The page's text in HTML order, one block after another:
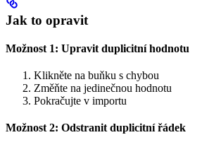
Jak to opravit
Možnost 1: Upravit duplicitní hodnotu
Klikněte na buňku s chybou
Změňte na jedinečnou hodnotu
Pokračujte v importu
Možnost 2: Odstranit duplicitní řádek